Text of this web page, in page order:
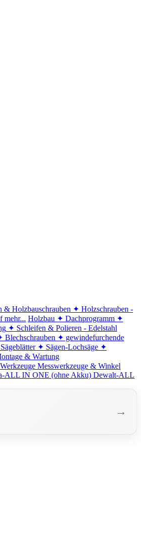
& Holzbauschrauben ✦ Holzschrauben -
mehr... Holzbau ✦ Dachprogramm ✦
✦ Schleifen & Polieren - Edelstahl
Blechschrauben ✦ gewindefurchende
✦ Sägen-Lochsäge ✦
& Wartung
Werkzeuge Messwerkzeuge & Winkel
ALL IN ONE (ohne Akku) Dewalt-ALL
→